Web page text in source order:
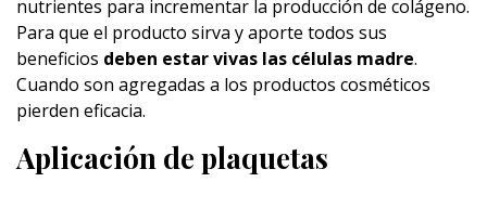
nutrientes para incrementar la producción de colágeno.
Para que el producto sirva y aporte todos sus
beneficios deben estar vivas las células madre.
Cuando son agregadas a los productos cosméticos
pierden eficacia.
Aplicación de plaquetas